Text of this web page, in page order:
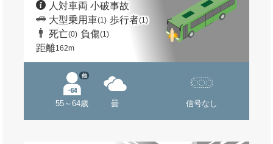
人対車両 小破事故
大型乗用車(1) 歩行者(1)
死亡(0) 負傷(1)
距離162m
55～64歳
他
曇 信号なし